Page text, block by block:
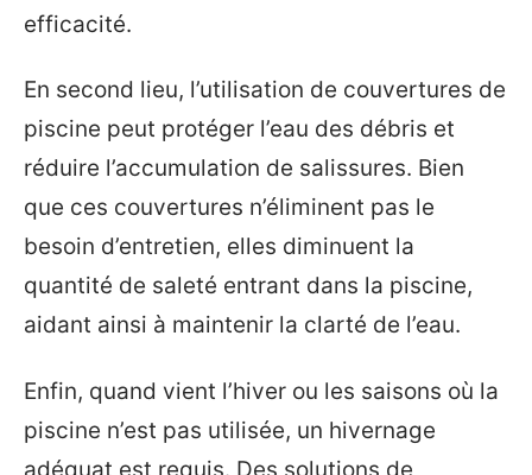
efficacité.
En second lieu, l’utilisation de couvertures de
piscine peut protéger l’eau des débris et
réduire l’accumulation de salissures. Bien
que ces couvertures n’éliminent pas le
besoin d’entretien, elles diminuent la
quantité de saleté entrant dans la piscine,
aidant ainsi à maintenir la clarté de l’eau.
Enfin, quand vient l’hiver ou les saisons où la
piscine n’est pas utilisée, un hivernage
adéquat est requis. Des solutions de